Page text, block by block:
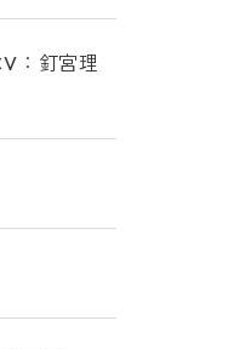
：釘宮理